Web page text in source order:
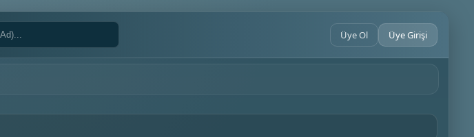
Üye Ol Üye Girişi